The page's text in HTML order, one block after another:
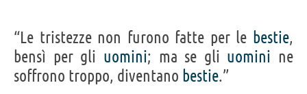
“Le tristezze non furono fatte per le bestie,
bensì per gli uomini; ma se gli uomini ne
soffrono troppo, diventano bestie.”